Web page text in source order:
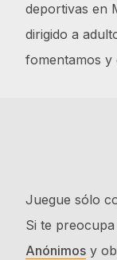
deportivas en
dirigido a
fomentamos y
Juegue sólo
Si te
Anónimos y